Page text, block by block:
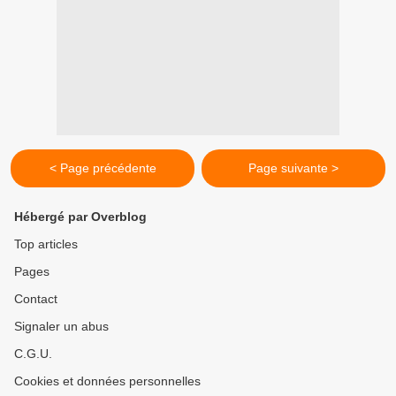
< Page précédente Page suivante >
Hébergé par Overblog
Top articles
Pages
Contact
Signaler un abus
C.G.U.
Cookies et données personnelles